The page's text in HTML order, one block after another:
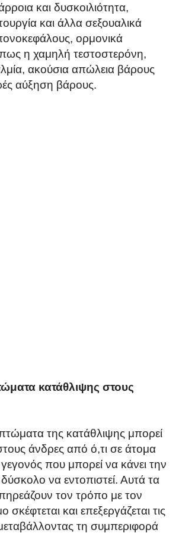
και δυσκοιλιότητα,
και άλλα σεξουαλικά
ορμονικά
η χαμηλή τεστοστερόνη,
ακούσια απώλεια βάρους
αύξηση βάρους.
κατάθλιψης στους
της κατάθλιψης μπορεί
άνδρες από ό,τι σε άτομα
που μπορεί να κάνει την
να εντοπιστεί. Αυτά τα
τον τρόπο με τον
σκέφτεται και επεξεργάζεται τις
τη συμπεριφορά